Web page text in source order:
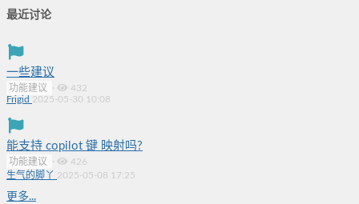
最近讨论
一些建议
功能建议 ·
432
Frigid 2025-05-30 10:08
能支持 copilot 键 映射吗?
功能建议 ·
426
生气的脚丫 2025-05-08 17:25
更多...